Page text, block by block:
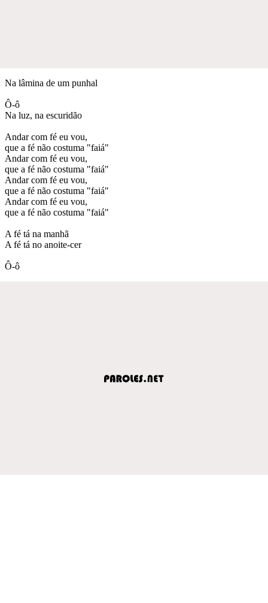
Na lâmina de um punhal
Ô-ô
Na luz, na escuridão
Andar com fé eu vou,
que a fé não costuma "faiá"
Andar com fé eu vou,
que a fé não costuma "faiá"
Andar com fé eu vou,
que a fé não costuma "faiá"
Andar com fé eu vou,
que a fé não costuma "faiá"
A fé tá na manhã
A fé tá no anoite-cer
Ô-ô